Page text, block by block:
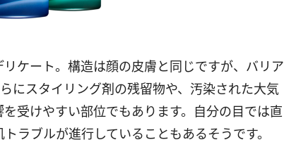
ケート。構造は顔の皮膚と同じですが、バリア
にスタイリング剤の残留物や、汚染された大気
受けやすい部位でもあります。自分の目では直
ラブルが進行していることもあるそうです。